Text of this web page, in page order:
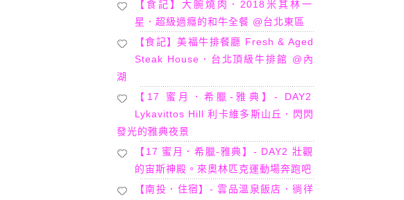
【食記】大腕燒肉．2018米其林一
星．超級過癮的和牛全餐 @台北東區
【食記】美福牛排餐廳 Fresh & Aged
Steak House．台北頂級牛排館 @內
湖
【17 蜜月．希臘-雅典】- DAY2
Lykavittos Hill 利卡維多斯山丘．閃閃
發光的雅典夜景
【17 蜜月．希臘-雅典】- DAY2 壯觀
的宙斯神殿。來奧林匹克運動場奔跑吧
【南投．住宿】- 雲品溫泉飯店．徜徉